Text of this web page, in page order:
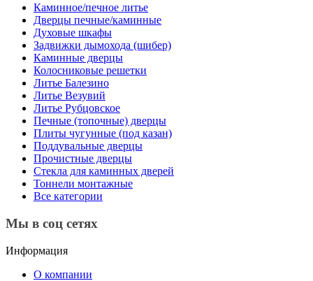
Каминное/печное литье
Дверцы печные/каминные
Духовые шкафы
Задвижки дымохода (шибер)
Каминные дверцы
Колосниковые решетки
Литье Балезино
Литье Везувий
Литье Рубцовское
Печные (топочные) дверцы
Плиты чугунные (под казан)
Поддувальные дверцы
Прочистные дверцы
Стекла для каминных дверей
Тоннели монтажные
Все категории
Мы в соц сетях
Информация
О компании